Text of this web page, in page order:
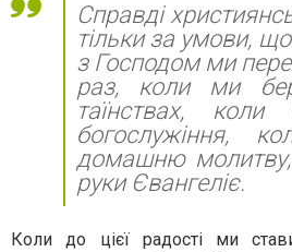
Справді
тільки за умови, що
з Господом ми
раз, коли ми
таїнствах,
богослужіння,
домашню
руки Євангеліє.
Коли до цієї радості ми